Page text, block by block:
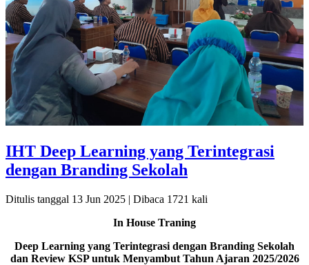
IHT Deep Learning yang Terintegrasi
dengan Branding Sekolah
Ditulis tanggal 13 Jun 2025 | Dibaca 1721 kali
In House Traning
Deep Learning yang Terintegrasi dengan Branding Sekolah
dan Review KSP untuk Menyambut Tahun Ajaran 2025/2026